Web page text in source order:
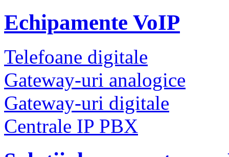
Echipamente VoIP
Telefoane digitale
Gateway-uri analogice
Gateway-uri digitale
Centrale IP PBX